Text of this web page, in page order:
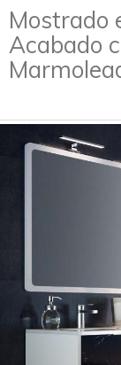
Mostrado
Acabado